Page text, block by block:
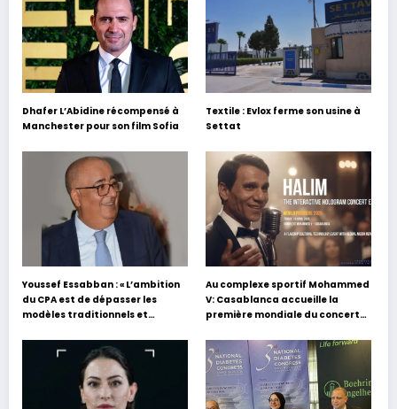
Dhafer L’Abidine récompensé à
Manchester pour son film Sofia
Textile : Evlox ferme son usine à
Settat
Youssef Essabban : « L’ambition
du CPA est de dépasser les
modèles traditionnels et
s’appuyant sur le partage des
expériences »
Au complexe sportif Mohammed
V: Casablanca accueille la
première mondiale du concert
Hafez